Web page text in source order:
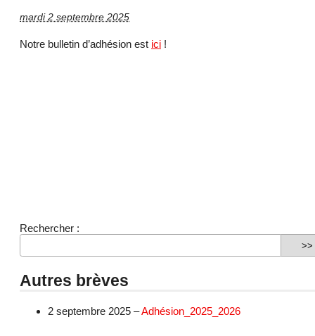
mardi 2 septembre 2025
Notre bulletin d’adhésion est ici !
Rechercher :
Autres brèves
2 septembre 2025 –Adhésion_2025_2026